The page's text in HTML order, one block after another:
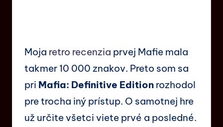
Moja retro recenzia prvej Mafie mala
takmer 10 000 znakov. Preto som sa
pri Mafia: Definitive Edition rozhodol
pre trocha iný prístup. O samotnej hre
už určite všetci viete prvé a posledné.